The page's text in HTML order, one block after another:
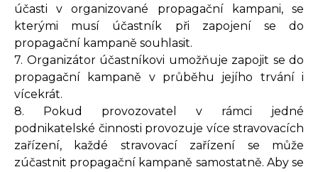
účasti v organizované propagační kampani, se
kterými musí účastník při zapojení se do
propagační kampaně souhlasit.
7. Organizátor účastníkovi umožňuje zapojit se do
propagační kampaně v průběhu jejího trvání i
vícekrát.
8. Pokud provozovatel v rámci jedné
podnikatelské činnosti provozuje více stravovacích
zařízení, každé stravovací zařízení se může
zúčastnit propagační kampaně samostatně. Aby se